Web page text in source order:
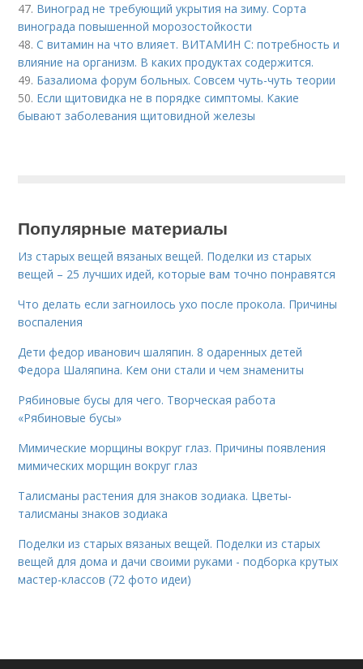
47. Виноград не требующий укрытия на зиму. Сорта
винограда повышенной морозостойкости
48.С витамин на что влияет. ВИТАМИН С: потребность и
влияние на организм. В каких продуктах содержится.
49. Базалиома форум больных. Совсем чуть-чуть теории
50. Если щитовидка не в порядке симптомы. Какие
бывают заболевания щитовидной железы
Популярные материалы
Из старых вещей вязаных вещей. Поделки из старых
вещей – 25 лучших идей, которые вам точно понравятся
Что делать если загноилось ухо после прокола. Причины
воспаления
Дети федор иванович шаляпин. 8 одаренных детей
Федора Шаляпина. Кем они стали и чем знамениты
Рябиновые бусы для чего. Творческая работа
«Рябиновые бусы»
Мимические морщины вокруг глаз. Причины появления
мимических морщин вокруг глаз
Талисманы растения для знаков зодиака. Цветы-
талисманы знаков зодиака
Поделки из старых вязаных вещей. Поделки из старых
вещей для дома и дачи своими руками - подборка крутых
мастер-классов (72 фото идеи)